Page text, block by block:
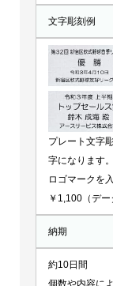
文字彫刻例
プレート文字
字になります。
ロゴマークを
￥1,100（デ
納期
約10日間